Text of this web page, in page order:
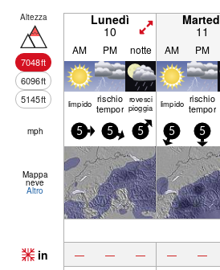
Altezza
7048ft
6096ft
5145ft
Lunedì
10 11
AM PM notte AM PM
limp­ido rischio
temporale
rovesci
pioggia limp­ido rischio
mph 5 5 5 5 5
Mappa
neve
Altro
in — — — — —